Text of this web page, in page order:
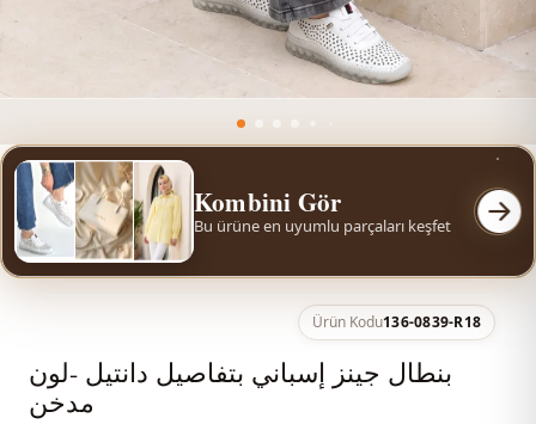
Kombini Gör
Bu ürüne en uyumlu parçaları keşfet
Ürün Kodu136-0839-R18
بنطال جينز إسباني بتفاصيل دانتيل -لون
مدخن